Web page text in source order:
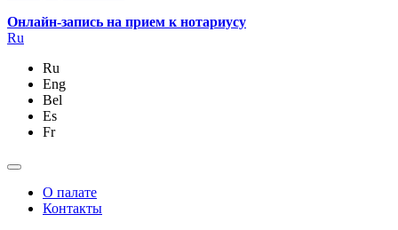
Онлайн-запись на прием к нотариусу
Ru
Ru
Eng
Bel
Es
Fr
О палате
Контакты